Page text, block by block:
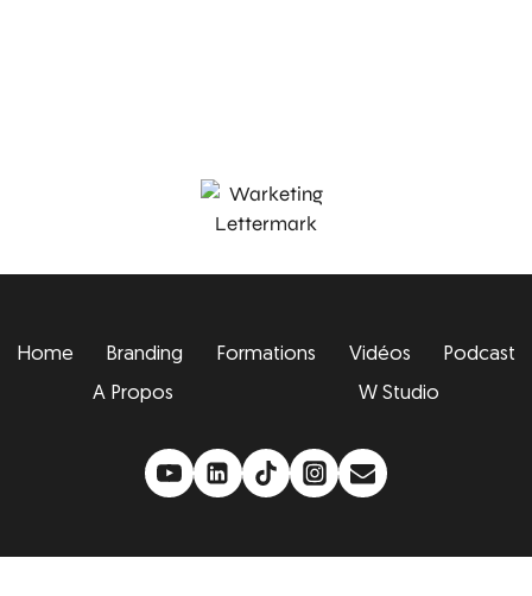
Home Branding Formations Vidéos
Podcast
A Propos
W Studio